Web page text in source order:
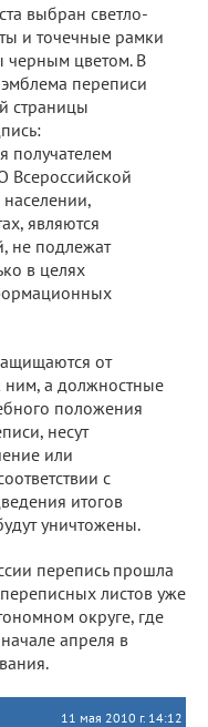
выбран светло-
и точечные рамки
черным цветом. В
переписи
страницы
получателем
Всероссийской
являются
не подлежат
в целях
от
ним, а должностные
положения
несут
или
с
итогов
уничтожены.
перепись прошла
листов уже
округе, где
апреля в
11 мая 2010 г. 14:12